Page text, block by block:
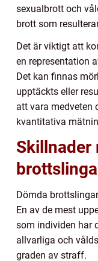
sexualbrott och
brott som
Det är viktigt att
en representation
Det kan finnas
upptäckts eller
att vara medveten
kvantitativa
Skillnader
Dömda
En av de mest
som individen har
allvarliga och
graden av straff.